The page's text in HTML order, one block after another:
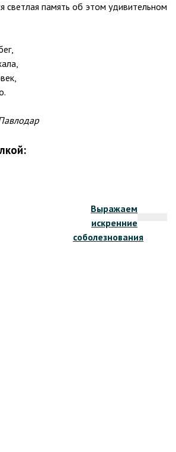
светлая память об этом удивительном
Выражаем
искренние
соболезнования